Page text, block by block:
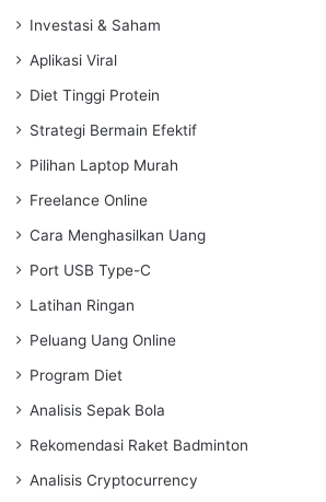
Investasi & Saham
Aplikasi Viral
Diet Tinggi Protein
Strategi Bermain Efektif
Pilihan Laptop Murah
Freelance Online
Cara Menghasilkan Uang
Port USB Type-C
Latihan Ringan
Peluang Uang Online
Program Diet
Analisis Sepak Bola
Rekomendasi Raket Badminton
Analisis Cryptocurrency